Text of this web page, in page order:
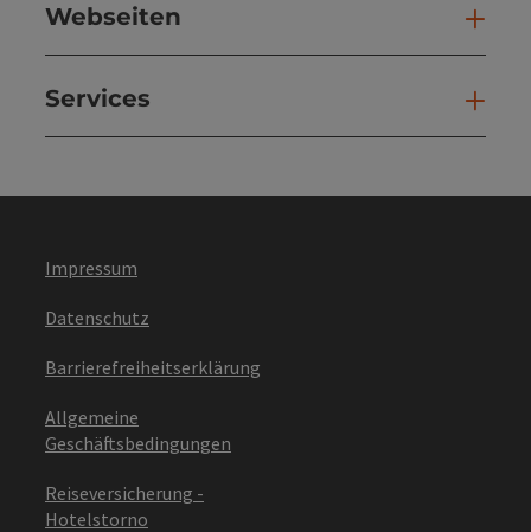
Webseiten
Services
Impressum
Datenschutz
Barrierefreiheitserklärung
Allgemeine
Geschäftsbedingungen
Reiseversicherung -
Hotelstorno